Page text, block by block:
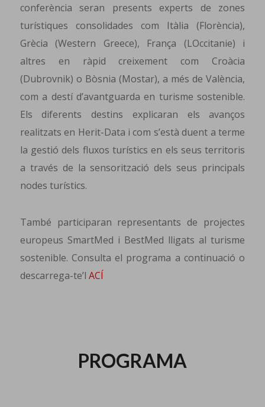
conferència seran presents experts de zones
turístiques consolidades com Itàlia (Florència),
Grècia (Western Greece), França (LOccitanie) i
altres en ràpid creixement com Croàcia
(Dubrovnik) o Bòsnia (Mostar), a més de València,
com a destí d’avantguarda en turisme sostenible.
Els diferents destins explicaran els avanços
realitzats en Herit-Data i com s’està duent a terme
la gestió dels fluxos turístics en els seus territoris
a través de la sensorització dels seus principals
nodes turístics.
També participaran representants de projectes
europeus SmartMed i BestMed lligats al turisme
sostenible. Consulta el programa a continuació o
descarrega-te’l ACÍ
PROGRAMA